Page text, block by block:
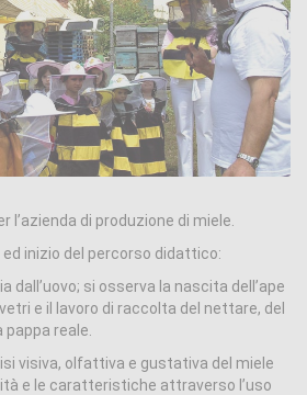
l’azienda di produzione di miele.
ed inizio del percorso didattico:
dall’uovo; si osserva la nascita dell’ape
e il lavoro di raccolta del nettare, del
pappa reale.
visiva, olfattiva e gustativa del miele
e le caratteristiche attraverso l’uso